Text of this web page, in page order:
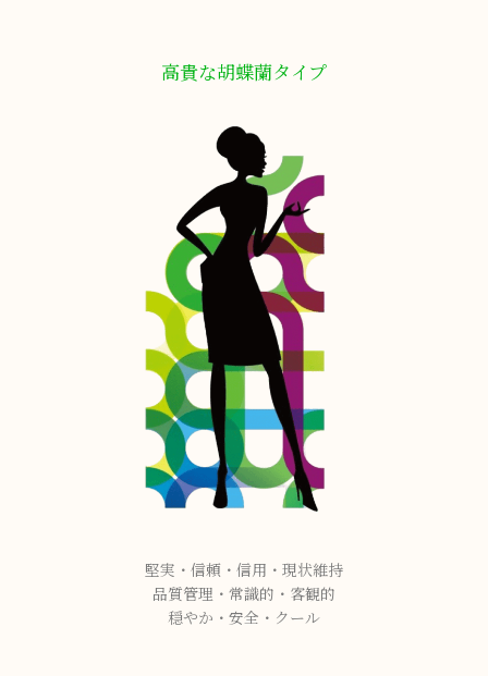
高貴な胡蝶蘭タイプ
堅実・信頼・信用・現状維持
品質管理・常識的・客観的
穏やか・安全・クール